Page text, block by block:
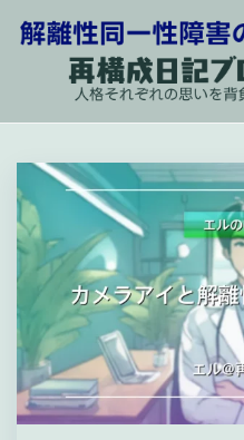
に
ス
キ
解
性
同
一
性
障
害
の
一
症
日
記
ブ
ロ
グ
〜
人
そ
れ
ぞ
れ
の
思
い